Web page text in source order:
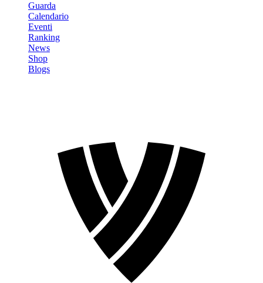
Guarda
Calendario
Eventi
Ranking
News
Shop
Blogs